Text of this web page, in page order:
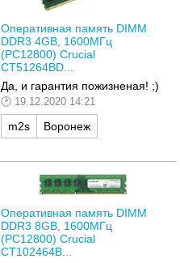
Оперативная память DIMM
DDR3 4GB, 1600МГц
(PC12800) Crucial
CT51264BD...
Да, и гарантия пожизненая! ;)
19.12.2020 14:21
m2s Воронеж
Оперативная память DIMM
DDR3 8GB, 1600МГц
(PC12800) Crucial
CT102464B...